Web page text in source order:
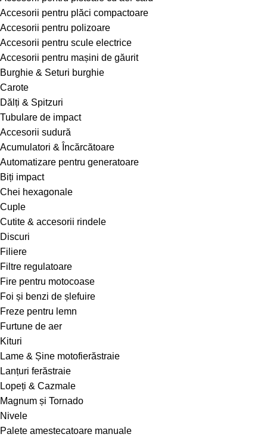
Accesorii pentru plăci compactoare
Accesorii pentru polizoare
Accesorii pentru scule electrice
Accesorii pentru mașini de găurit
Burghie & Seturi burghie
Carote
Dălți & Spitzuri
Tubulare de impact
Accesorii sudură
Acumulatori & Încărcătoare
Automatizare pentru generatoare
Biți impact
Chei hexagonale
Cuple
Cutite & accesorii rindele
Discuri
Filiere
Filtre regulatoare
Fire pentru motocoase
Foi și benzi de șlefuire
Freze pentru lemn
Furtune de aer
Kituri
Lame & Șine motofierăstraie
Lanțuri ferăstraie
Lopeți & Cazmale
Magnum și Tornado
Nivele
Palete amestecatoare manuale